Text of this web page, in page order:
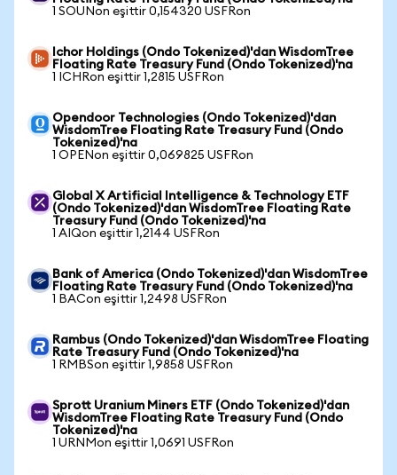
1 SOUNon eşittir 0,154320 USFRon
Ichor Holdings (Ondo Tokenized)'dan WisdomTree
Floating Rate Treasury Fund (Ondo Tokenized)'na
1 ICHRon eşittir 1,2815 USFRon
Opendoor Technologies (Ondo Tokenized)'dan
WisdomTree Floating Rate Treasury Fund (Ondo
Tokenized)'na
1 OPENon eşittir 0,069825 USFRon
Global X Artificial Intelligence & Technology ETF
(Ondo Tokenized)'dan WisdomTree Floating Rate
Treasury Fund (Ondo Tokenized)'na
1 AIQon eşittir 1,2144 USFRon
Bank of America (Ondo Tokenized)'dan WisdomTree
Floating Rate Treasury Fund (Ondo Tokenized)'na
1 BACon eşittir 1,2498 USFRon
Rambus (Ondo Tokenized)'dan WisdomTree Floating
Rate Treasury Fund (Ondo Tokenized)'na
1 RMBSon eşittir 1,9858 USFRon
Sprott Uranium Miners ETF (Ondo Tokenized)'dan
WisdomTree Floating Rate Treasury Fund (Ondo
Tokenized)'na
1 URNMon eşittir 1,0691 USFRon